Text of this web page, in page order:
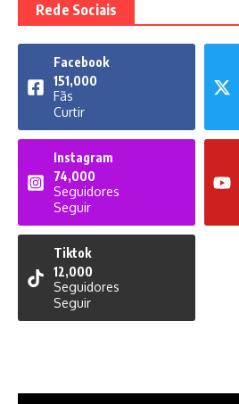
Rede Sociais
Facebook
151,000
Fãs
Curtir
Instagram
74,000
Seguidores
Seguir
Tiktok
12,000
Seguidores
Seguir